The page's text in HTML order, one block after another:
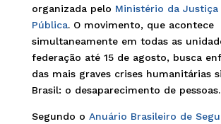
organizada pelo Ministério da Justiça
Pública. O movimento, que acontece
simultaneamente em todas as
federação até 15 de agosto, busca
das mais graves crises humanitárias
Brasil: o desaparecimento de pessoas.
Segundo o Anuário Brasileiro de